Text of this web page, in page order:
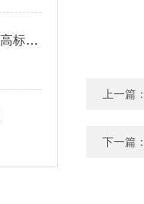
农业气象环境综合监测站：为高标准农田建设与管护提供一体化数据支撑
上一篇
下一篇